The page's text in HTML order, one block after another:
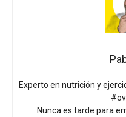
Experto en nutrición y
Nunca es tarde para